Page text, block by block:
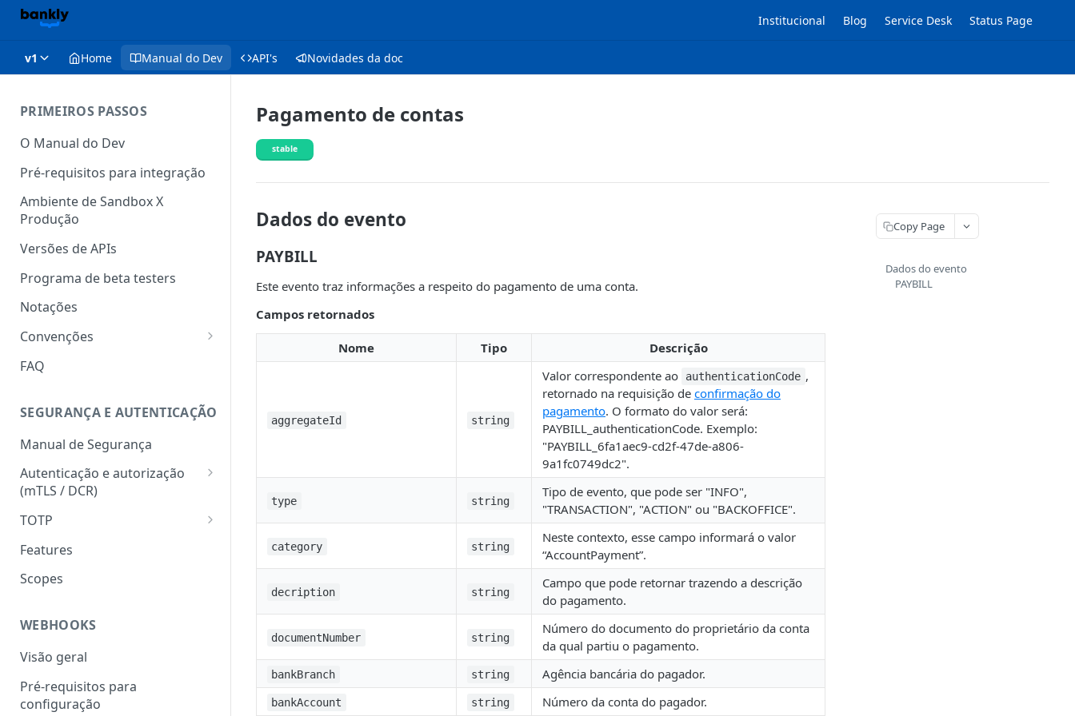
Institucional Blog Service Desk Status Page
v1 Home Manual do Dev API's Novidades da doc
PRIMEIROS PASSOS
O Manual do Dev
Pré-requisitos para integração
Ambiente de Sandbox X
Produção
Versões de APIs
Programa de beta testers
Notações
Convenções
HATEOAS
(Idempotency-key)
Status codes
Erros
FAQ
SEGURANÇA E AUTENTICAÇÃO
Manual de Segurança
Autenticação e autorização
(mTLS / DCR)
Token para gerar certificado
Registro dinâmico de client
(autenticação com mTLS)
TOTP
Geração do hash e do código
Validação do hash e do código
Features
Scopes
WEBHOOKS
Visão geral
Pré-requisitos para
configuração
Pagamento de contas
stable
Dados do evento
PAYBILL
Este evento traz informações a respeito do pagamento de uma conta.
Campos retornados
Nome Tipo Descrição
aggregateId string
Valor correspondente ao authenticationCode ,
retornado na requisição de confirmação do
pagamento. O formato do valor será:
PAYBILL_authenticationCode. Exemplo:
"PAYBILL_6fa1aec9-cd2f-47de-a806-
9a1fc0749dc2".
type string
Tipo de evento, que pode ser "INFO",
"TRANSACTION", "ACTION" ou "BACKOFFICE".
category string
Neste contexto, esse campo informará o valor
“AccountPayment”.
decription string
Campo que pode retornar trazendo a descrição
do pagamento.
documentNumber string
Número do documento do proprietário da conta
da qual partiu o pagamento.
bankBranch string Agência bancária do pagador.
bankAccount string Número da conta do pagador.
Copy Page
Dados do evento
PAYBILL